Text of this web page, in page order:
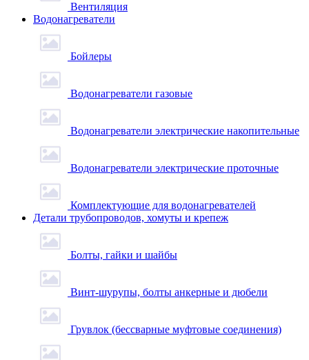
Вентиляция
Водонагреватели
Бойлеры
Водонагреватели газовые
Водонагреватели электрические накопительные
Водонагреватели электрические проточные
Комплектующие для водонагревателей
Детали трубопроводов, хомуты и крепеж
Болты, гайки и шайбы
Винт-шурупы, болты анкерные и дюбели
Грувлок (бессварные муфтовые соединения)